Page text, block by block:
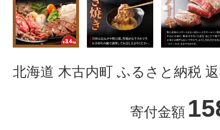
北海道 木古内町 ふるさと納税
寄付金額